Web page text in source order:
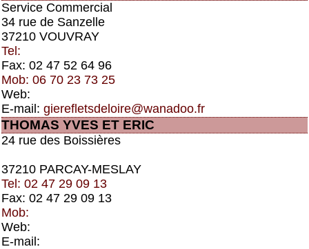
Service Commercial
34 rue de Sanzelle
37210 VOUVRAY
Tel:
Fax: 02 47 52 64 96
Mob: 06 70 23 73 25
Web:
E-mail: gierefletsdeloire@wanadoo.fr
THOMAS YVES ET ERIC
24 rue des Boissières
37210 PARCAY-MESLAY
Tel: 02 47 29 09 13
Fax: 02 47 29 09 13
Mob:
Web:
E-mail: